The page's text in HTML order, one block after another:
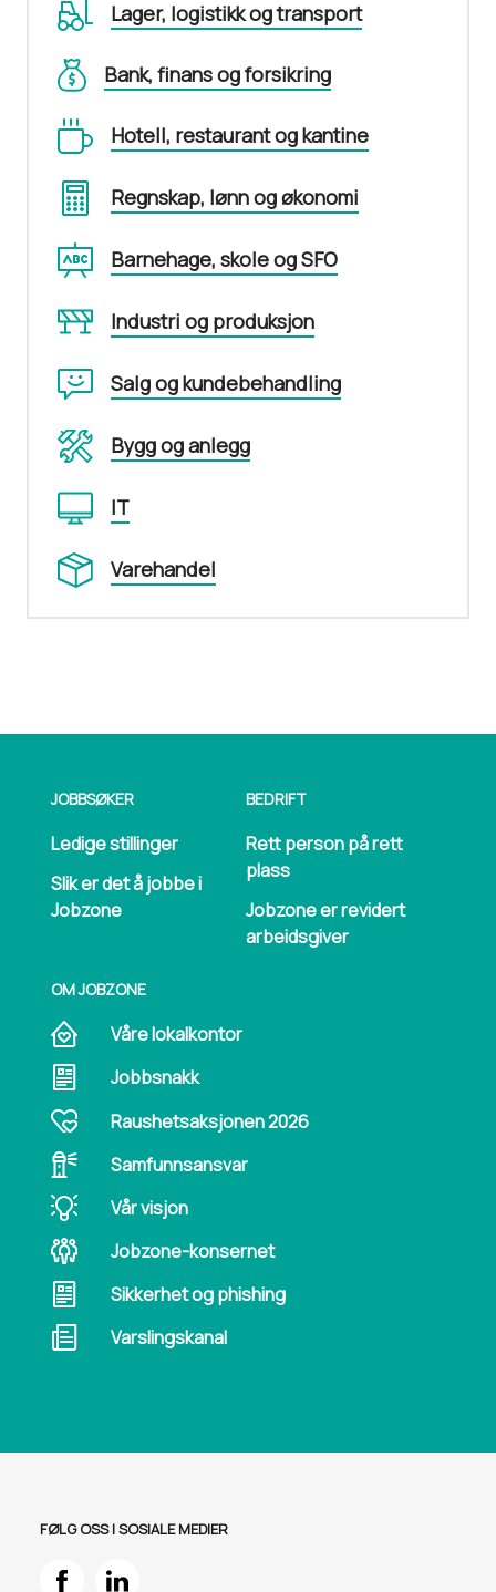
Lager, logistikk og transport
Bank, finans og forsikring
Hotell, restaurant og kantine
Regnskap, lønn og økonomi
Barnehage, skole og SFO
Industri og produksjon
Salg og kundebehandling
Bygg og anlegg
IT
Varehandel
JOBBSØKER
Ledige stillinger
Slik er det å jobbe i
Jobzone
BEDRIFT
Rett person på rett
plass
Jobzone er revidert
arbeidsgiver
OM JOBZONE
Våre lokalkontor
Jobbsnakk
Raushetsaksjonen 2026
Samfunnsansvar
Vår visjon
Jobzone-konsernet
Sikkerhet og phishing
Varslingskanal
FØLG OSS I SOSIALE MEDIER